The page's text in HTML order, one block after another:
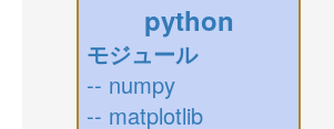
python
モジュール
-- numpy
-- matplotlib